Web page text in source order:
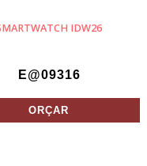
IDW26
E@09316